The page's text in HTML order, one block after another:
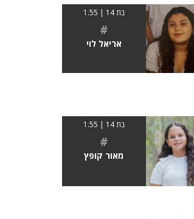
בת 14 | 1.55
#
אריאל לוי
בת 14 | 1.55
#
מאור קופץ